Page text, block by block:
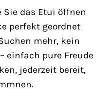
Sie das Etui öffnen
perfekt geordnet
mehr, kein
– einfach pure Freude
jederzeit bereit,